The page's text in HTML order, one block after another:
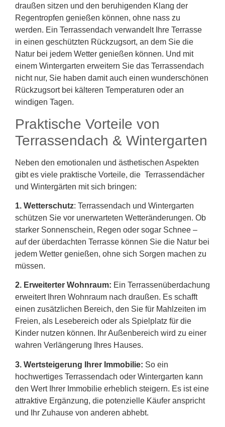
draußen sitzen und den beruhigenden Klang der
Regentropfen genießen können, ohne nass zu
werden. Ein Terrassendach verwandelt Ihre Terrasse
in einen geschützten Rückzugsort, an dem Sie die
Natur bei jedem Wetter genießen können. Und mit
einem Wintergarten erweitern Sie das Terrassendach
nicht nur, Sie haben damit auch einen wunderschönen
Rückzugsort bei kälteren Temperaturen oder an
windigen Tagen.
Praktische Vorteile von
Terrassendach & Wintergarten
Neben den emotionalen und ästhetischen Aspekten
gibt es viele praktische Vorteile, die Terrassendächer
und Wintergärten mit sich bringen:
1. Wetterschutz: Terrassendach und Wintergarten
schützen Sie vor unerwarteten Wetteränderungen. Ob
starker Sonnenschein, Regen oder sogar Schnee –
auf der überdachten Terrasse können Sie die Natur bei
jedem Wetter genießen, ohne sich Sorgen machen zu
müssen.
2. Erweiterter Wohnraum: Ein Terrassenüberdachung
erweitert Ihren Wohnraum nach draußen. Es schafft
einen zusätzlichen Bereich, den Sie für Mahlzeiten im
Freien, als Lesebereich oder als Spielplatz für die
Kinder nutzen können. Ihr Außenbereich wird zu einer
wahren Verlängerung Ihres Hauses.
3. Wertsteigerung Ihrer Immobilie: So ein
hochwertiges Terrassendach oder Wintergarten kann
den Wert Ihrer Immobilie erheblich steigern. Es ist eine
attraktive Ergänzung, die potenzielle Käufer anspricht
und Ihr Zuhause von anderen abhebt.